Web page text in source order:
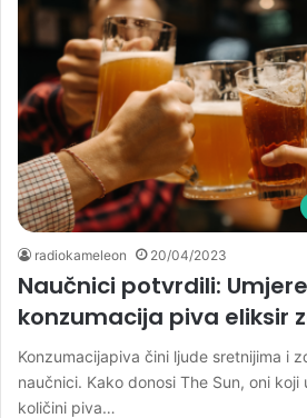
radiokameleon 20/04/2023
Naučnici potvrdili:
konzumacija piva eliksir
Konzumacijapiva čini ljude sretnijima i
naučnici. Kako donosi The Sun, oni koji
količini piva…